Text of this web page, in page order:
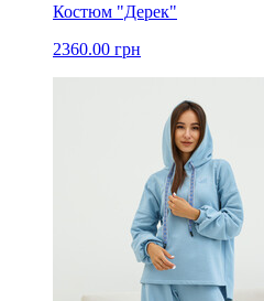
Костюм "Дерек"
2360.00 грн